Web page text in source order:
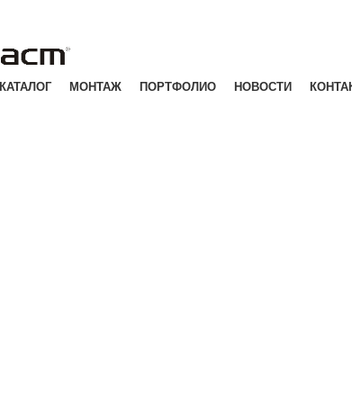
КАТАЛОГ МОНТАЖ ПОРТФОЛИО НОВОСТИ